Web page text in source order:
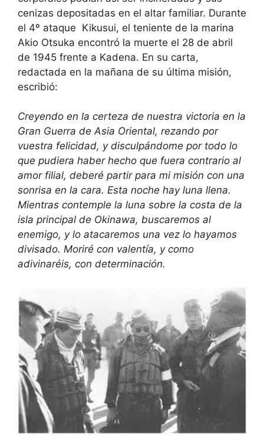
cenizas depositadas en el altar familiar. Durante
el 4º ataque Kikusui, el teniente de la marina
Akio Otsuka encontró la muerte el 28 de abril
de 1945 frente a Kadena. En su carta,
redactada en la mañana de su última misión,
escribió:
Creyendo en la certeza de nuestra victoria en la
Gran Guerra de Asia Oriental, rezando por
vuestra felicidad, y disculpándome por todo lo
que pudiera haber hecho que fuera contrario al
amor filial, deberé partir para mi misión con una
sonrisa en la cara. Esta noche hay luna llena.
Mientras contemple la luna sobre la costa de la
isla principal de Okinawa, buscaremos al
enemigo, y lo atacaremos una vez lo hayamos
divisado. Moriré con valentía, y como
adivinaréis, con determinación.